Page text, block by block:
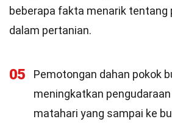
beberapa fakta menarik tentang
dalam pertanian.
05
Pemotongan dahan pokok
meningkatkan
matahari yang sampai ke